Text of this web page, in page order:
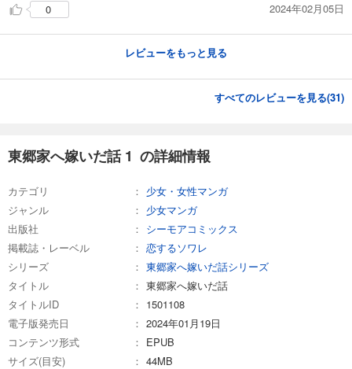
あらすじを表示する
あらすじを表示する
東郷家へ嫁いだ話 26
165
あらすじを表示する
東郷家へ嫁いだ話 27
0 2024年02月05日
レビューをもっと見る
すべてのレビューを見る(31)
東郷家へ嫁いだ話 1 の詳細情報
カテゴリ
少女・女性マンガ
ジャンル
少女マンガ
出版社
シーモアコミックス
掲載誌・レーベル
恋するソワレ
シリーズ
東郷家へ嫁いだ話シリーズ
タイトル
東郷家へ嫁いだ話
タイトルID
1501108
電子版発売日
2024年01月19日
コンテンツ形式
EPUB
サイズ(目安)
44MB